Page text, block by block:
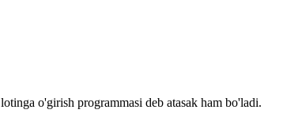
o'girish programmasi deb atasak ham bo'ladi.